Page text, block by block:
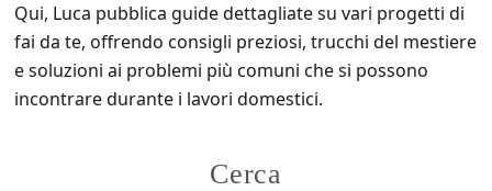
Qui, Luca pubblica guide dettagliate su vari progetti di
fai da te, offrendo consigli preziosi, trucchi del mestiere
e soluzioni ai problemi più comuni che si possono
incontrare durante i lavori domestici.
Cerca